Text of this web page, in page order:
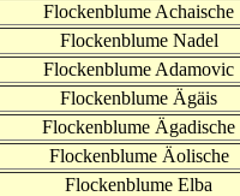
Flockenblume Achaische
Flockenblume Nadel
Flockenblume Adamovic
Flockenblume Ägäis
Flockenblume Ägadische
Flockenblume Äolische
Flockenblume Elba